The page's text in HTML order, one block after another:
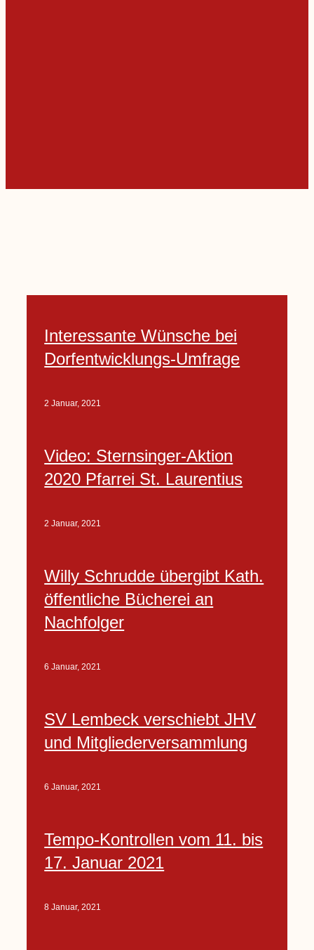
Interessante Wünsche bei
Dorfentwicklungs-Umfrage
2 Januar, 2021
Video: Sternsinger-Aktion
2020 Pfarrei St. Laurentius
2 Januar, 2021
Willy Schrudde übergibt Kath.
öffentliche Bücherei an
Nachfolger
6 Januar, 2021
SV Lembeck verschiebt JHV
und Mitgliederversammlung
6 Januar, 2021
Tempo-Kontrollen vom 11. bis
17. Januar 2021
8 Januar, 2021